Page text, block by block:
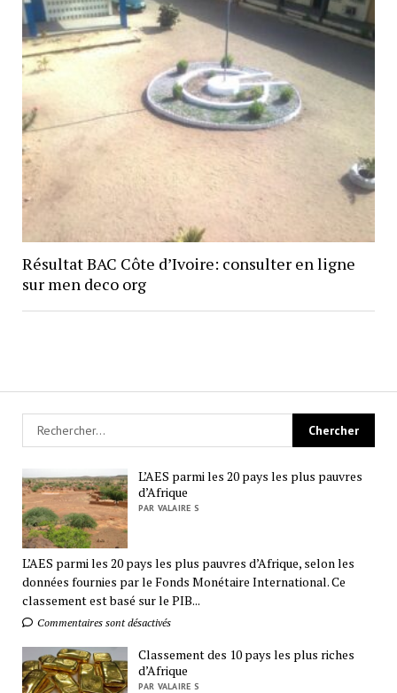
Résultat BAC Côte d’Ivoire: consulter en ligne
sur men deco org
L’AES parmi les 20 pays les plus pauvres
d’Afrique
PAR VALAIRE S
L’AES parmi les 20 pays les plus pauvres d’Afrique, selon les
données fournies par le Fonds Monétaire International. Ce
classement est basé sur le PIB...
Commentaires sont désactivés
Classement des 10 pays les plus riches
d’Afrique
PAR VALAIRE S